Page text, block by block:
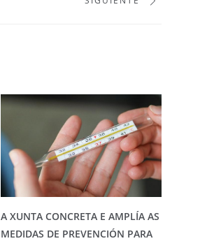
A XUNTA CONCRETA E AMPLÍA AS
MEDIDAS DE PREVENCIÓN PARA